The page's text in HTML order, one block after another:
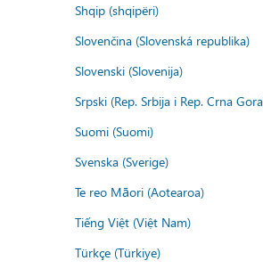
Shqip (shqipëri)
Slovenčina (Slovenská republika)
Slovenski (Slovenija)
Srpski (Rep. Srbija i Rep. Crna
Suomi (Suomi)
Svenska (Sverige)
Te reo Māori (Aotearoa)
Tiếng Việt (Việt Nam)
Türkçe (Türkiye)